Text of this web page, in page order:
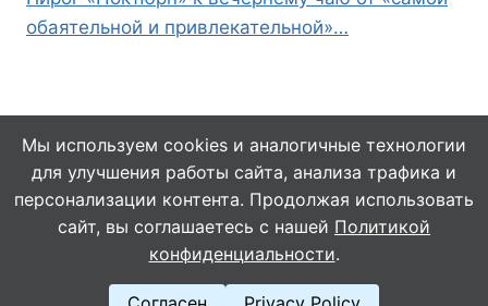
обаятельной и привлекательной»…
© 2026 Кулинарушка - Вкусные Рецепты
Мы используем cookies и аналогичные технологии
для улучшения работы сайта, анализа трафика и
персонализации контента. Продолжая использовать
сайт, вы соглашаетесь с нашей Политикой
конфиденциальности.